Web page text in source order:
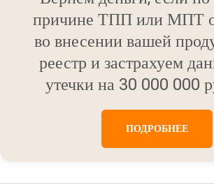
причине ТПП или МПТ
во внесении вашей
реестр и застрахуем
утечки на 30 000 000
ПОДРОБНЕЕ